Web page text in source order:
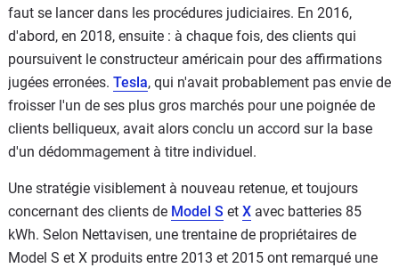
faut se lancer dans les procédures judiciaires. En 2016,
d'abord, en 2018, ensuite : à chaque fois, des clients qui
poursuivent le constructeur américain pour des affirmations
jugées erronées. Tesla, qui n'avait probablement pas envie de
froisser l'un de ses plus gros marchés pour une poignée de
clients belliqueux, avait alors conclu un accord sur la base
d'un dédommagement à titre individuel.
Une stratégie visiblement à nouveau retenue, et toujours
concernant des clients de Model S et X avec batteries 85
kWh. Selon Nettavisen, une trentaine de propriétaires de
Model S et X produits entre 2013 et 2015 ont remarqué une